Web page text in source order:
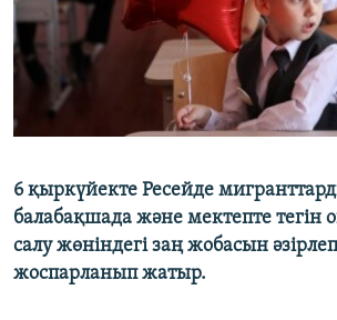
6 қыркүйекте Ресейде
балабақшада және мектепте тегін
салу жөніндегі заң жобасын
жоспарланып жатыр.